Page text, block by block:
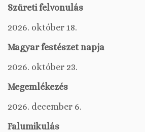
Szüreti felvonulás
2026. október 18.
Magyar festészet napja
2026. október 23.
Megemlékezés
2026. december 6.
Falumikulás